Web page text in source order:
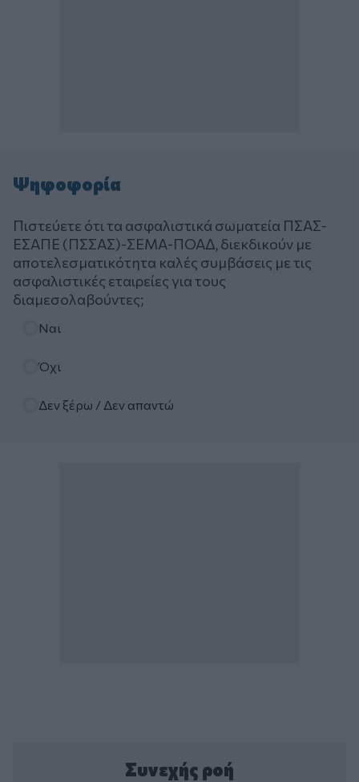
Ψηφοφορία
Πιστεύετε ότι τα ασφαλιστικά σωματεία ΠΣΑΣ-
ΕΣΑΠΕ (ΠΣΣΑΣ)-ΣΕΜΑ-ΠΟΑΔ, διεκδικούν με
αποτελεσματικότητα καλές συμβάσεις με τις
ασφαλιστικές εταιρείες για τους
διαμεσολαβούντες;
Ναι
Όχι
Δεν ξέρω / Δεν απαντώ
Συνεχής ροή